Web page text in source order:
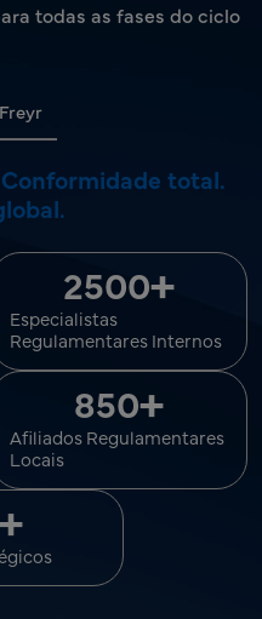
todas as fases do ciclo
total.
2500+
Especialistas
Regulamentares Internos
850+
Afiliados Regulamentares
Locais
+